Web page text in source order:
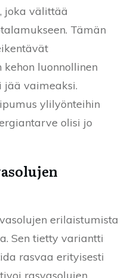
joka välittää
Tämän
luonnollinen
jää vaimeaksi.
ylilyönteihin
olisi jo
erilaistumista
Sen tietty variantti
rasvaa erityisesti
rasvasolujen